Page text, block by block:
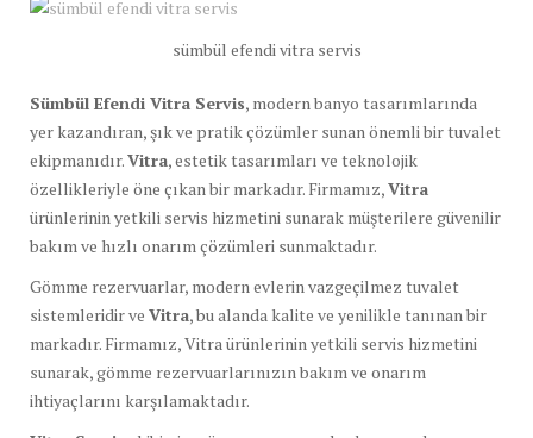
sümbül efendi vitra servis
Sümbül Efendi Vitra Servis, modern banyo tasarımlarında
yer kazandıran, şık ve pratik çözümler sunan önemli bir tuvalet
ekipmanıdır.Vitra, estetik tasarımları ve teknolojik
özellikleriyle öne çıkan bir markadır. Firmamız,Vitra
ürünlerinin yetkili servis hizmetini sunarak müşterilere güvenilir
bakım ve hızlı onarım çözümleri sunmaktadır.
Gömme rezervuarlar, modern evlerin vazgeçilmez tuvalet
sistemleridir ve Vitra, bu alanda kalite ve yenilikle tanınan bir
markadır. Firmamız, Vitra ürünlerinin yetkili servis hizmetini
sunarak, gömme rezervuarlarınızın bakım ve onarım
ihtiyaçlarını karşılamaktadır.